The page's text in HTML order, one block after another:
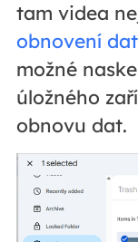
tam videa
obnovení
možné
úložného
obnovu dat.